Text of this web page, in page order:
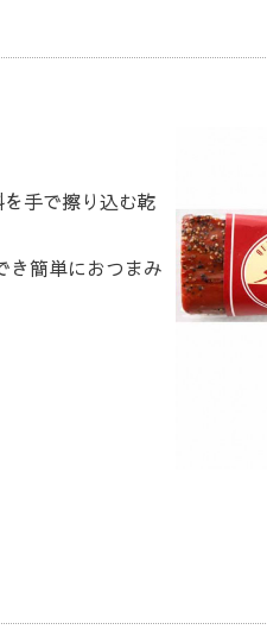
手で擦り込む乾
き簡単におつまみ